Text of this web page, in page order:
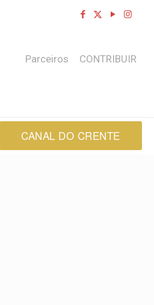
Parceiros CONTRIBUIR
CANAL DO CRENTE